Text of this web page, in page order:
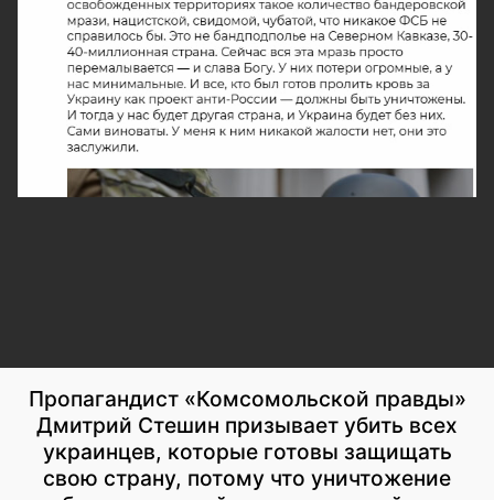
Пропагандист «Комсомольской правды»
Дмитрий Стешин призывает убить всех
украинцев, которые готовы защищать
свою страну, потому что уничтожение